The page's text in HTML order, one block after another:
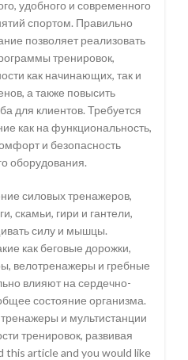
удобного и современного
спортом. Правильно
позволяет реализовать
тренировок,
как начинающих, так и
а также повысить
для клиентов. Требуется
как на функциональность,
и безопасность
оборудования.
силовых тренажеров,
скамьи, гири и гантели,
силу и мышцы.
как беговые дорожки,
велотренажеры и гребные
влияют на сердечно-
состояние организма.
и мультистанции
тренировок, развивая
this article and you would like